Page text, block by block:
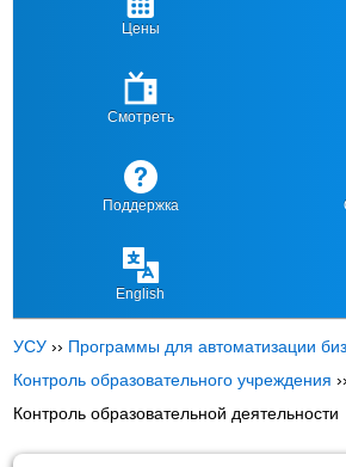
Цены
Смотреть
Поддержка
English
УСУ ›› Программы для автоматизации
Контроль образовательного учреждения ››
Контроль образовательной деятельности